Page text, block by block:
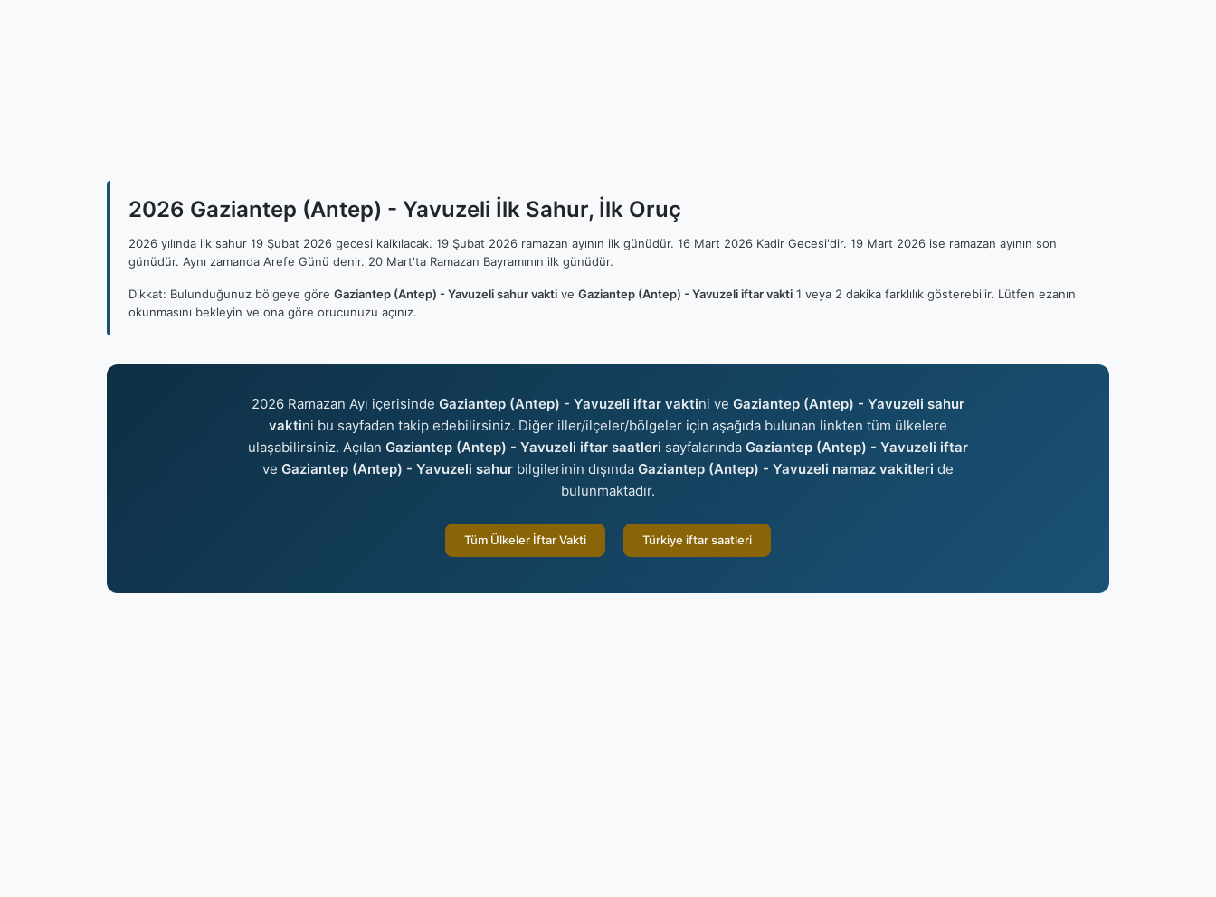
2026 Gaziantep (Antep) - Yavuzeli İlk Sahur, İlk Oruç
2026 yılında ilk sahur 19 Şubat 2026 gecesi kalkılacak. 19 Şubat 2026 ramazan ayının ilk günüdür. 16 Mart 2026 Kadir Gecesi'dir. 19 Mart 2026 ise ramazan ayının son
günüdür. Aynı zamanda Arefe Günü denir. 20 Mart'ta Ramazan Bayramının ilk günüdür.
Dikkat: Bulunduğunuz bölgeye göre Gaziantep (Antep) - Yavuzeli sahur vakti ve Gaziantep (Antep) - Yavuzeli iftar vakti 1 veya 2 dakika farklılık gösterebilir. Lütfen ezanın
okunmasını bekleyin ve ona göre orucunuzu açınız.
2026 Ramazan Ayı içerisinde Gaziantep (Antep) - Yavuzeli iftar vaktini ve Gaziantep (Antep) - Yavuzeli sahur
vaktini bu sayfadan takip edebilirsiniz. Diğer iller/ilçeler/bölgeler için aşağıda bulunan linkten tüm ülkelere
ulaşabilirsiniz. Açılan Gaziantep (Antep) - Yavuzeli iftar saatleri sayfalarında Gaziantep (Antep) - Yavuzeli iftar
ve Gaziantep (Antep) - Yavuzeli sahur bilgilerinin dışında Gaziantep (Antep) - Yavuzeli namaz vakitleri de
bulunmaktadır.
Tüm Ülkeler İftar Vakti Türkiye iftar saatleri